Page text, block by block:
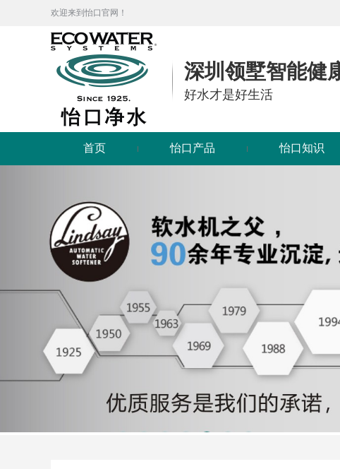
欢迎来到怡口官网！
深圳领墅智能健
好水才是好生活
首页 怡口产品 怡口知识